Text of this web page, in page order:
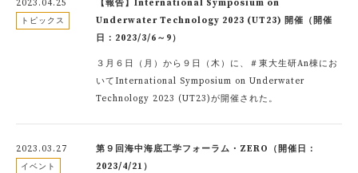
2023.04.25
トピックス
【報告】International Symposium on
Underwater Technology 2023 (UT23) 開催（開催
日：2023/3/6～9）
３月６日（月）から９日（木）に、＃東大生研An棟にお
いてInternational Symposium on Underwater
Technology 2023 (UT23)が開催された。
2023.03.27
イベント
第９回海中海底工学フォーラム・ZERO（開催日：
2023/4/21）